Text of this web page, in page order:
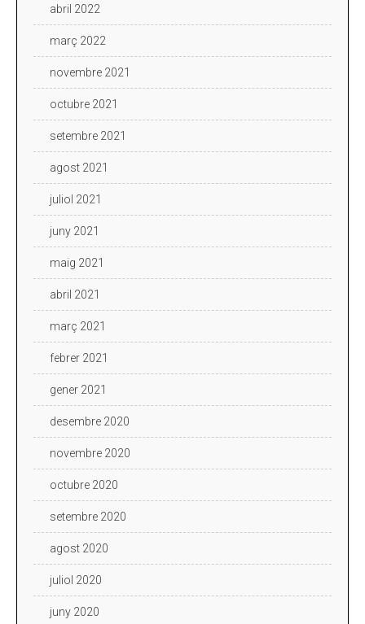
abril 2022
març 2022
novembre 2021
octubre 2021
setembre 2021
agost 2021
juliol 2021
juny 2021
maig 2021
abril 2021
març 2021
febrer 2021
gener 2021
desembre 2020
novembre 2020
octubre 2020
setembre 2020
agost 2020
juliol 2020
juny 2020